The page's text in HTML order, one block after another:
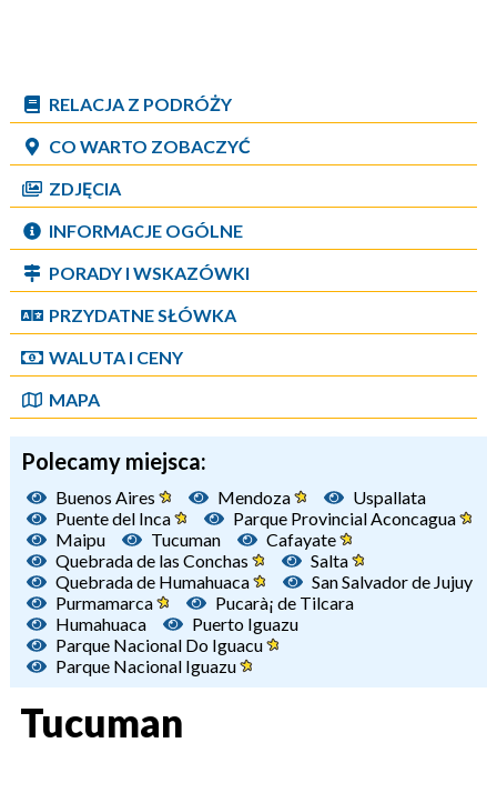
RELACJA Z PODRÓŻY
CO WARTO ZOBACZYĆ
ZDJĘCIA
INFORMACJE OGÓLNE
PORADY I WSKAZÓWKI
PRZYDATNE SŁÓWKA
WALUTA I CENY
MAPA
Polecamy miejsca:
Buenos Aires Mendoza
Uspallata
Puente del Inca
Parque Provincial Aconcagua
Maipu
Tucuman
Cafayate
Quebrada de las Conchas
Salta
Quebrada de Humahuaca
San Salvador de Jujuy
Purmamarca
Pucarà¡ de Tilcara
Humahuaca
Puerto Iguazu
Parque Nacional Do Iguacu
Parque Nacional Iguazu
Tucuman